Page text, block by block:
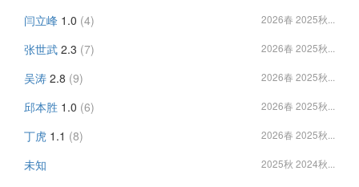
闫立峰 1.0 (4) 2026春 2025秋...
张世武 2.3 (7) 2026春 2025秋...
吴涛 2.8 (9) 2026春 2025秋...
邱本胜 1.0 (6) 2026春 2025秋...
丁虎 1.1 (8) 2026春 2025秋...
未知 2025秋 2024秋...